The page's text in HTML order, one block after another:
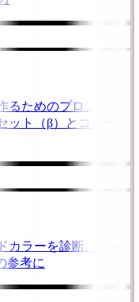
るためのプロンプト
ット（β）とコピー/
カラーを診断。サー
参考に